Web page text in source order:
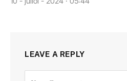
LEAVE A REPLY